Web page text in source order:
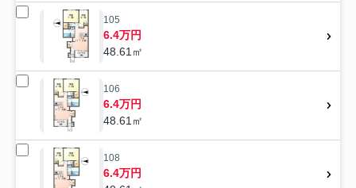
105
6.4万円
48.61㎡
106
6.4万円
48.61㎡
108
6.4万円